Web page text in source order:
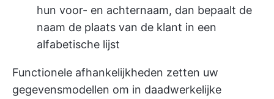
hun voor- en achternaam, dan bepaalt de
naam de plaats van de klant in een
alfabetische lijst
Functionele afhankelijkheden zetten uw
gegevensmodellen om in daadwerkelijke